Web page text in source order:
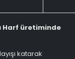
Harf üretiminde
katarak